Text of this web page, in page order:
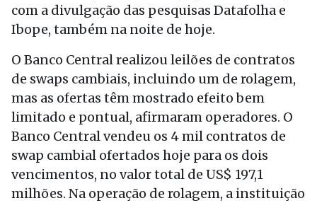
com a divulgação das pesquisas Datafolha e
Ibope, também na noite de hoje.
O Banco Central realizou leilões de contratos
de swaps cambiais, incluindo um de rolagem,
mas as ofertas têm mostrado efeito bem
limitado e pontual, afirmaram operadores. O
Banco Central vendeu os 4 mil contratos de
swap cambial ofertados hoje para os dois
vencimentos, no valor total de US$ 197,1
milhões. Na operação de rolagem, a instituição